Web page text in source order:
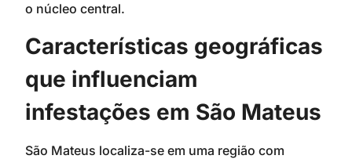
o núcleo central.
Características geográficas
que influenciam
infestações em São Mateus
São Mateus localiza-se em uma região com